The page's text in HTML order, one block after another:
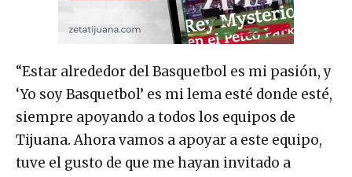
“Estar alrededor del Basquetbol es mi pasión, y
‘Yo soy Basquetbol’ es mi lema esté donde esté,
siempre apoyando a todos los equipos de
Tijuana. Ahora vamos a apoyar a este equipo,
tuve el gusto de que me hayan invitado a